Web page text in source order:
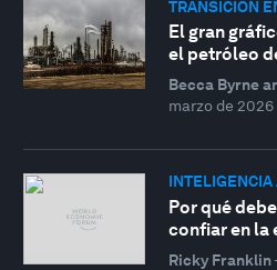
TRANSICIÓN
El gran
el petróleo
Becca Byrne
marzo de 2026
INTELIGENCIA
Por qué
confiar en la
Ricky Franklin